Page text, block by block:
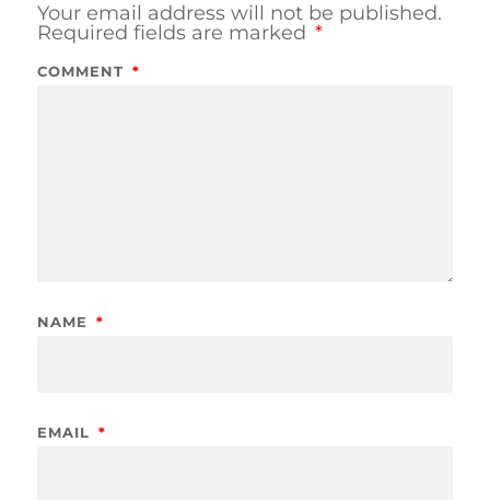
Your email address will not be published.
Required fields are marked *
COMMENT *
NAME *
EMAIL *